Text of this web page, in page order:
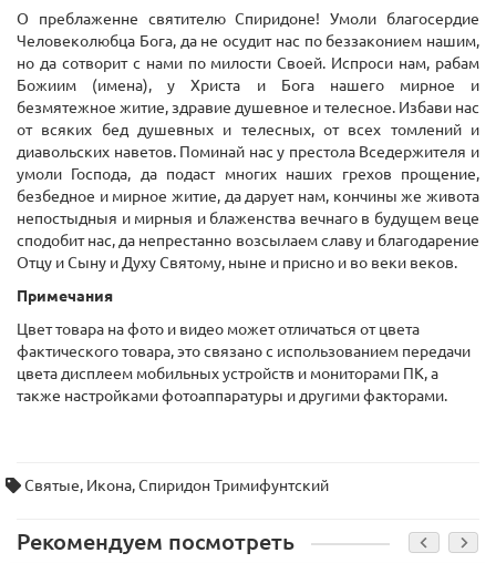
О преблаженне святителю Спиридоне! Умоли благосердие
Человеколюбца Бога, да не осудит нас по беззаконием нашим,
но да сотворит с нами по милости Своей. Испроси нам, рабам
Божиим (имена), у Христа и Бога нашего мирное и
безмятежное житие, здравие душевное и телесное. Избави нас
от всяких бед душевных и телесных, от всех томлений и
диавольских наветов. Поминай нас у престола Вседержителя и
умоли Господа, да подаст многих наших грехов прощение,
безбедное и мирное житие, да дарует нам, кончины же живота
непостыдныя и мирныя и блаженства вечнаго в будущем веце
сподобит нас, да непрестанно возсылаем славу и благодарение
Отцу и Сыну и Духу Святому, ныне и присно и во веки веков.
Примечания
Цвет товара на фото и видео может отличаться от цвета
фактического товара, это связано с использованием передачи
цвета дисплеем мобильных устройств и мониторами ПК, а
также настройками фотоаппаратуры и другими факторами.
Святые, Икона,Спиридон Тримифунтский
Рекомендуем посмотреть